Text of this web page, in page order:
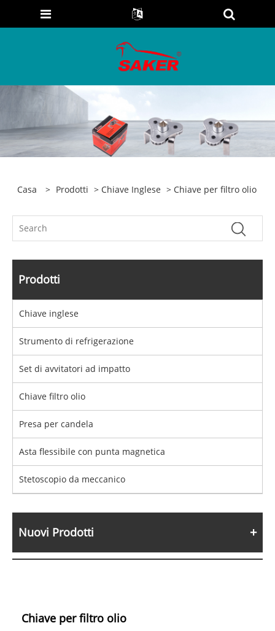
Casa > Prodotti > Chiave Inglese > Chiave per filtro olio
Prodotti
Chiave inglese
Strumento di refrigerazione
Set di avvitatori ad impatto
Chiave filtro olio
Presa per candela
Asta flessibile con punta magnetica
Stetoscopio da meccanico
Nuovi Prodotti
Chiave per filtro olio